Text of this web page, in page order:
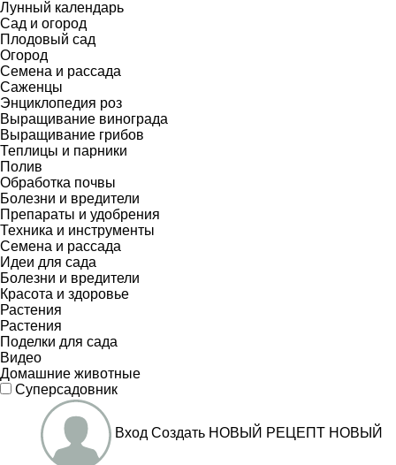
Лунный календарь
Сад и огород
Плодовый сад
Огород
Семена и рассада
Саженцы
Энциклопедия роз
Выращивание винограда
Выращивание грибов
Теплицы и парники
Полив
Обработка почвы
Болезни и вредители
Препараты и удобрения
Техника и инструменты
Семена и рассада
Идеи для сада
Болезни и вредители
Красота и здоровье
Растения
Растения
Поделки для сада
Видео
Домашние животные
Суперсадовник
Вход Создать НОВЫЙ РЕЦЕПТ НОВЫЙ